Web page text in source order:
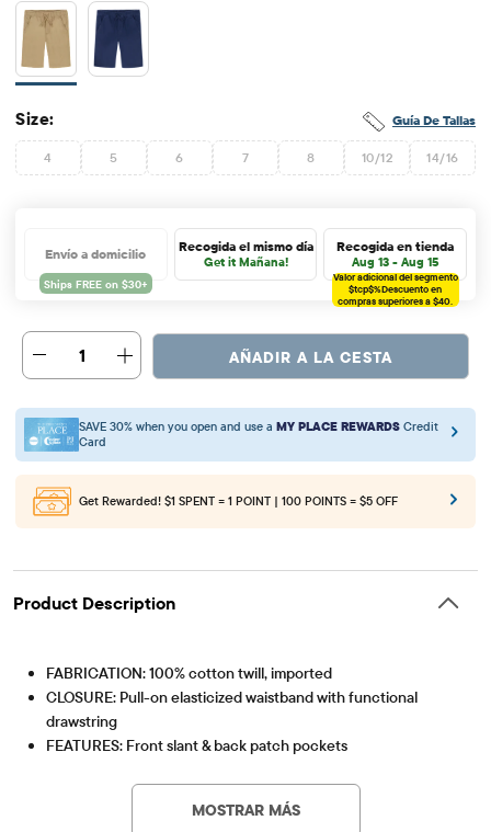
Guía De Tallas
Size:
4 5 6 7 8 10/12 14/16
Envío a domicilio Recogida el mismo día
Get it Mañana!
Recogida en tienda
Aug 13 - Aug 15
Valor adicional del segmento
$tcp$%Descuento en
compras superiores a $40.
1 AÑADIR A LA CESTA
SAVE 30% when you open and use a MY PLACE REWARDS Credit
Card
Get Rewarded! $1 SPENT = 1 POINT | 100 POINTS = $5 OFF
Product Description
FABRICATION: 100% cotton twill, imported
CLOSURE: Pull-on elasticized waistband with functional
drawstring
FEATURES: Front slant & back patch pockets
MOSTRAR MÁS